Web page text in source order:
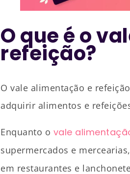
O que é o
refeição?
O vale alimentação e
adquirir alimentos e
Enquanto o vale
supermercados e
em restaurantes e